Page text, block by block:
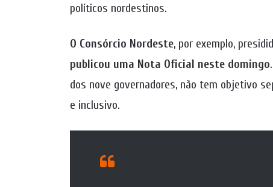
políticos nordestinos.
O Consórcio Nordeste, por exemplo,
publicou uma Nota Oficial neste domingo
dos nove governadores, não tem objetivo
e inclusivo.